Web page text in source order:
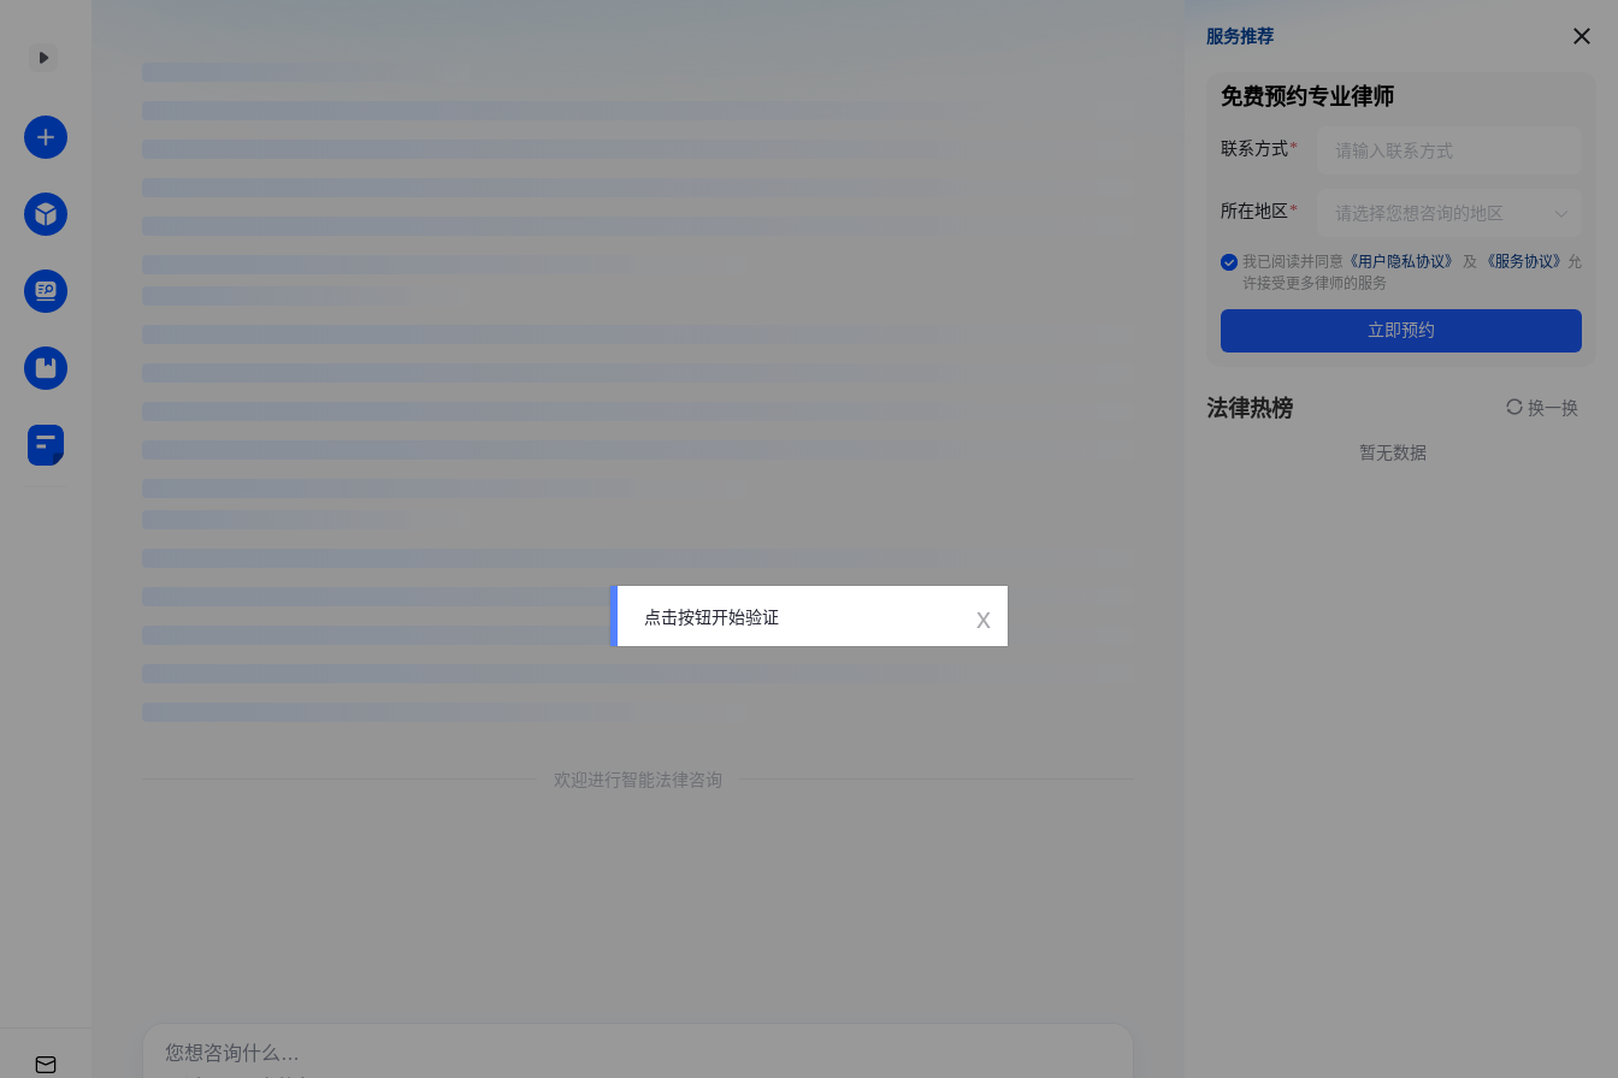
欢迎进行智能法律咨询
服务推荐
服务推荐
免费预约专业律师
联系方式
所在地区
我已阅读并同意 《用户隐私协议》 及 《服务协议》 允
许接受更多律师的服务
立即预约
法律热榜 换一换
暂无数据
点击按钮开始验证 x